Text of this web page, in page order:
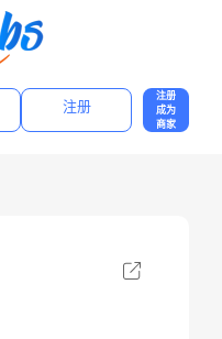
注册
注册
成为
商家